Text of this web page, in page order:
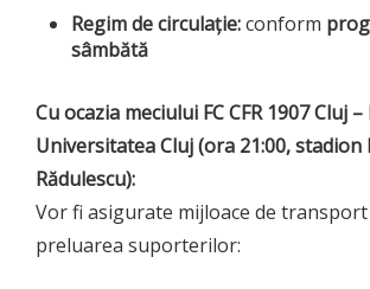
Regim de circulație:conform
sâmbătă
Cu ocazia meciului FC CFR 1907 Cluj –
Universitatea Cluj (ora 21:00,
Rădulescu):
Vor fi asigurate mijloace de
preluarea suporterilor: